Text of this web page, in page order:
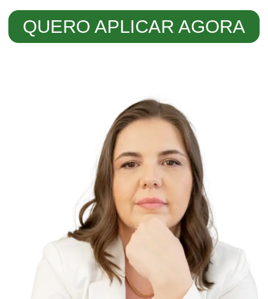
QUERO APLICAR AGORA